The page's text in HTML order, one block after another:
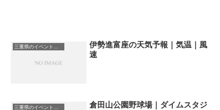
伊勢進富座の天気予報｜気温｜風
速
倉田山公園野球場｜ダイムスタジ